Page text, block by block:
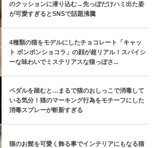
のクッションに潜り込む→先っぽだけハミ出た姿
が可愛すぎるとSNSで話題沸騰
4種類の猫をモデルにしたチョコレート「キャッ
ト ボンボンショコラ」の顔が超リアル！スパイシ
ーな味わいでミステリアスな猫っぽさ...
ペダルを踏むと…まるで猫のおしっこで消毒して
いる気分！猫のマーキング行為をモチーフにした
消毒スプレーが斬新すぎる
猫のお髭を可愛く飾る事でインテリアにもなる猫